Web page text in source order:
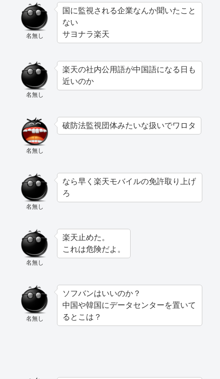
名無し
国に監視される企業なんか聞いたこと
ない
サヨナラ楽天
名無し
楽天の社内公用語が中国語になる日も
近いのか
名無し
破防法監視団体みたいな扱いでワロタ
名無し
なら早く楽天モバイルの免許取り上げ
ろ
名無し
楽天止めた。
これは危険だよ。
名無し
ソフバンはいいのか？
中国や韓国にデータセンターを置いて
るとこは？